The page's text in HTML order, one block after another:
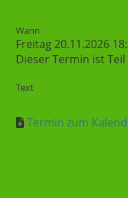
Wann
Freitag 20.11.2026
Dieser Termin ist
Text
Termin zum